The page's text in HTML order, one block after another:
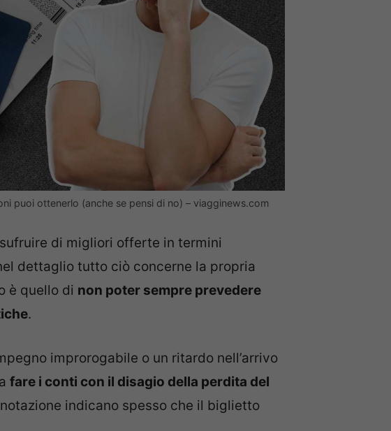
puoi ottenerlo (anche se pensi di no) – viagginews.com
di migliori offerte in termini
dettaglio tutto ciò concerne la propria
è quello di non poter sempre prevedere
.
improrogabile o un ritardo nell’arrivo
fare i conti con il disagio della perdita del
indicano spesso che il biglietto